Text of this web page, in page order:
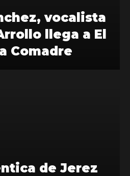
vocalista
llega a El
Comadre
de Jerez